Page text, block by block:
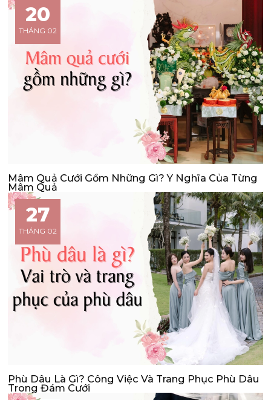
20
THÁNG 02
Mâm Quả Cưới Gồm Những Gì? Ý Nghĩa Của Từng
Mâm Quả
27
THÁNG 02
Phù Dâu Là Gì? Công Việc Và Trang Phục Phù Dâu
Trong Đám Cưới